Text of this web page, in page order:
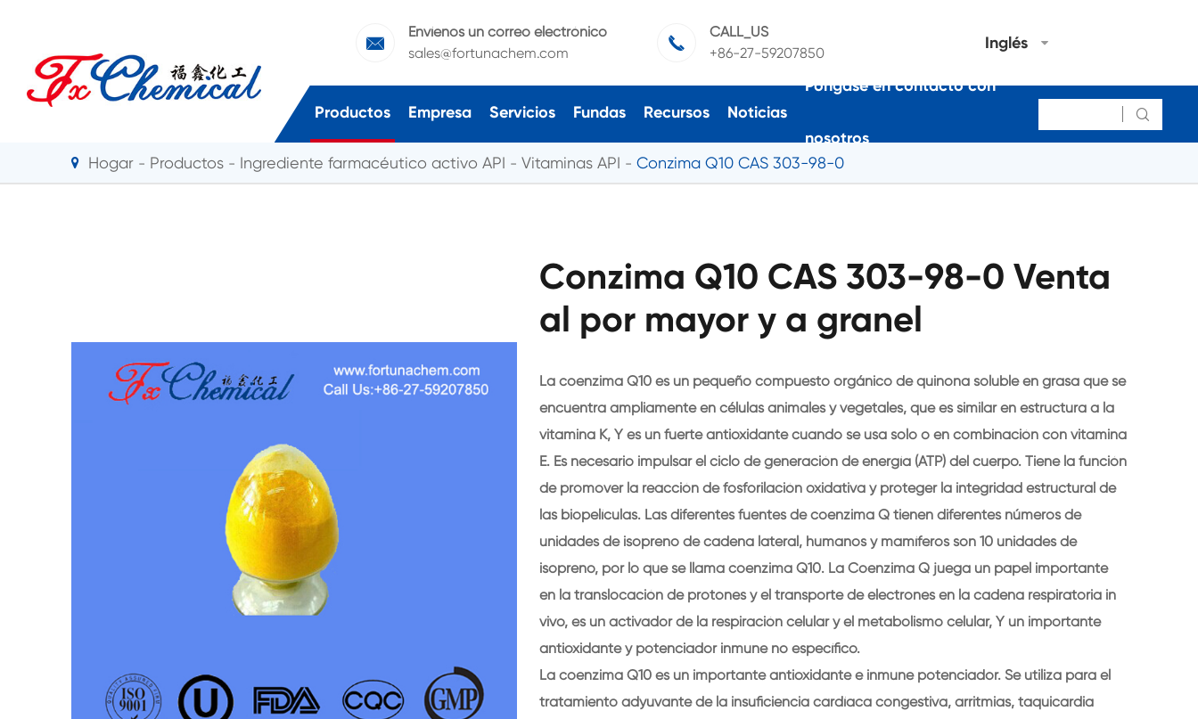

Envíenos un correo electrónico
sales@fortunachem.com

CALL_US
+86-27-59207850
Inglés
Productos Empresa Servicios Fundas Recursos Noticias
Póngase en contacto con
nosotros

Hogar Productos Ingrediente farmacéutico activo API Vitaminas API Conzima Q10 CAS 303-98-0
Conzima Q10 CAS 303-98-0 Venta
al por mayor y a granel
La coenzima Q10 es un pequeño compuesto orgánico de quinona soluble en grasa que se
encuentra ampliamente en células animales y vegetales, que es similar en estructura a la
vitamina K, Y es un fuerte antioxidante cuando se usa solo o en combinación con vitamina
E. Es necesario impulsar el ciclo de generación de energía (ATP) del cuerpo. Tiene la función
de promover la reacción de fosforilación oxidativa y proteger la integridad estructural de
las biopelículas. Las diferentes fuentes de coenzima Q tienen diferentes números de
unidades de isopreno de cadena lateral, humanos y mamíferos son 10 unidades de
isopreno, por lo que se llama coenzima Q10. La Coenzima Q juega un papel importante
en la translocación de protones y el transporte de electrones en la cadena respiratoria in
vivo, es un activador de la respiración celular y el metabolismo celular, Y un importante
antioxidante y potenciador inmune no específico.
La coenzima Q10 es un importante antioxidante e inmune potenciador. Se utiliza para el
tratamiento adyuvante de la insuficiencia cardíaca congestiva, arritmias, taquicardia